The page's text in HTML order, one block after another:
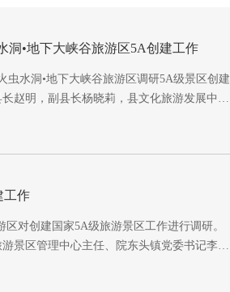
洞•地下大峡谷旅游区5A创建工作
虫水洞•地下大峡谷旅游区调研5A级景区创建
赵明，副县长杨晓莉，县文化旅游发展中…
工作
对创建国家5A级旅游景区工作进行调研。
景区管理中心主任、院东头镇党委书记李…